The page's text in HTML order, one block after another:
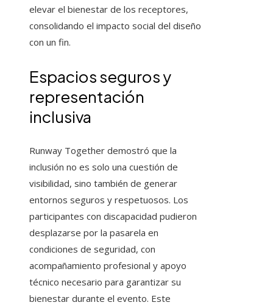
elevar el bienestar de los receptores,
consolidando el impacto social del diseño
con un fin.
Espacios seguros y
representación
inclusiva
Runway Together demostró que la
inclusión no es solo una cuestión de
visibilidad, sino también de generar
entornos seguros y respetuosos. Los
participantes con discapacidad pudieron
desplazarse por la pasarela en
condiciones de seguridad, con
acompañamiento profesional y apoyo
técnico necesario para garantizar su
bienestar durante el evento. Este